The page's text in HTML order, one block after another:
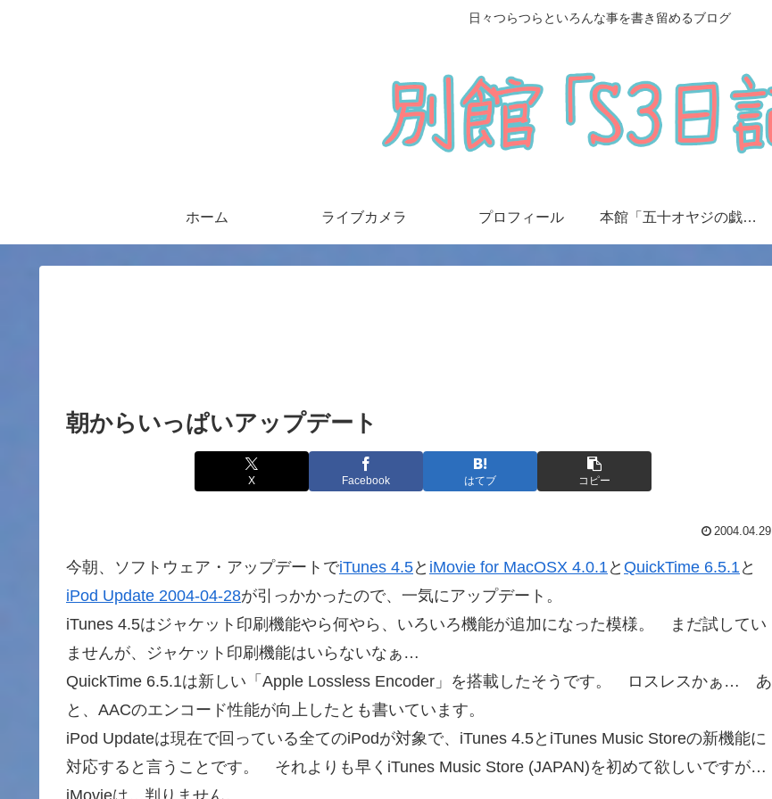
日々つらつらといろんな事を書き留めるブログ
ホーム ライブカメラ プロフィール 本館「五十オヤジの戯言日記」
朝からいっぱいアップデート
X Facebook はてブ コピー
2004.04.29
今朝、ソフトウェア・アップデートでiTunes 4.5と iMovie for MacOSX 4.0.1 と QuickTime 6.5.1 と
iPod Update 2004-04-28が引っかかったので、一気にアップデート。
iTunes 4.5はジャケット印刷機能やら何やら、いろいろ機能が追加になった模様。 まだ試してい
ませんが、ジャケット印刷機能はいらないなぁ…
QuickTime 6.5.1は新しい「Apple Lossless Encoder」を搭載したそうです。 ロスレスかぁ… あ
と、AACのエンコード性能が向上したとも書いています。
iPod Updateは現在で回っている全てのiPodが対象で、iTunes 4.5とiTunes Music Storeの新機能に
対応すると言うことです。 それよりも早くiTunes Music Store (JAPAN)を初めて欲しいですが…
iMovieは…判りません。